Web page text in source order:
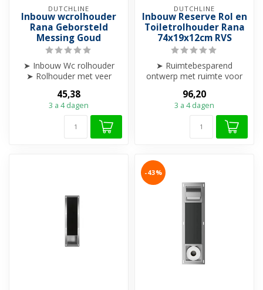
DUTCHLINE
Inbouw wcrolhouder
Rana Geborsteld
Messing Goud
➤ Inbouw Wc rolhouder
➤ Rolhouder met veer
➤ ➤ In...
45,38
3 a 4 dagen
DUTCHLINE
Inbouw Reserve Rol en
Toiletrolhouder Rana
74x19x12cm RVS
➤ Ruimtebesparend
ontwerp met ruimte voor
reserverolhouder
➤ Hygië...
96,20
3 a 4 dagen
-43%